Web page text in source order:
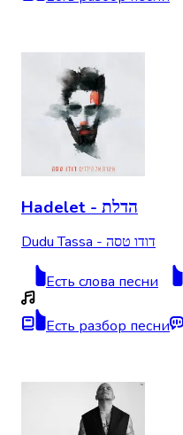
Hadelet - הדלת
Dudu Tassa - דודו טסה
Есть слова песни
Есть разбор песни